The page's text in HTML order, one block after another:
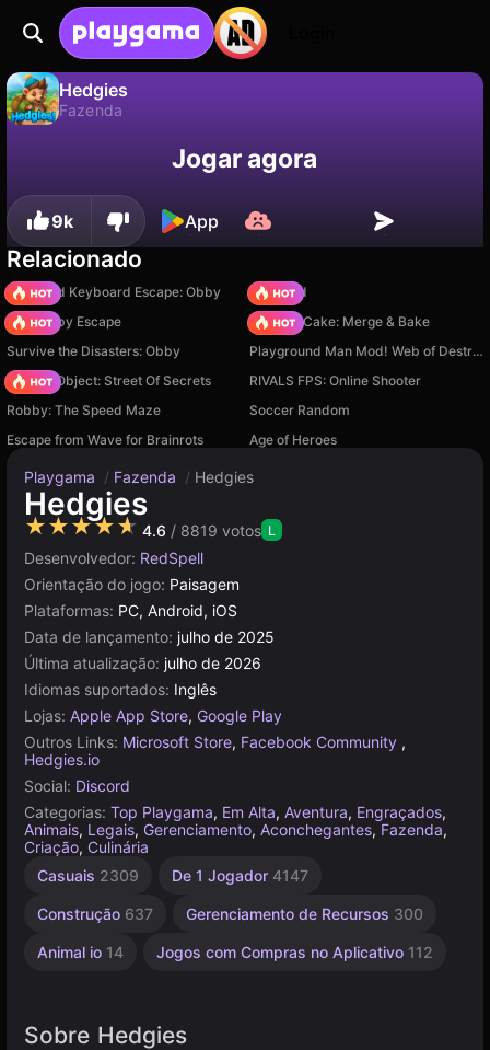
Hedgies
Fazenda
Salve o progresso!Jogar agora
9k App
Relacionado
+1 Speed Keyboard Escape: Obby
TB World
Your Obby Escape
Piece of Cake: Merge & Bake
Survive the Disasters: Obby
Playground Man Mod! Web of Destruction!
Hidden Object: Street Of Secrets
RIVALS FPS: Online Shooter
Robby: The Speed Maze
Soccer Random
Escape from Wave for Brainrots
Age of Heroes
Playgama / Fazenda / Hedgies
Hedgies
★★★★★ 4.6 / 8819 votos L
Desenvolvedor: RedSpell
Orientação do jogo: Paisagem
Plataformas: PC, Android, iOS
Data de lançamento: julho de 2025
Última atualização: julho de 2026
Idiomas suportados: Inglês
Lojas: Apple App Store, Google Play
Outros Links: Microsoft Store, Facebook Community ,
Hedgies.io
Social: Discord
Categorias: Top Playgama, Em Alta, Aventura, Engraçados,
Animais, Legais, Gerenciamento, Aconchegantes, Fazenda,
Criação, Culinária
Casuais 2309 De 1 Jogador 4147
Construção 637 Gerenciamento de Recursos 300
Animal io 14 Jogos com Compras no Aplicativo 112
Sobre Hedgies